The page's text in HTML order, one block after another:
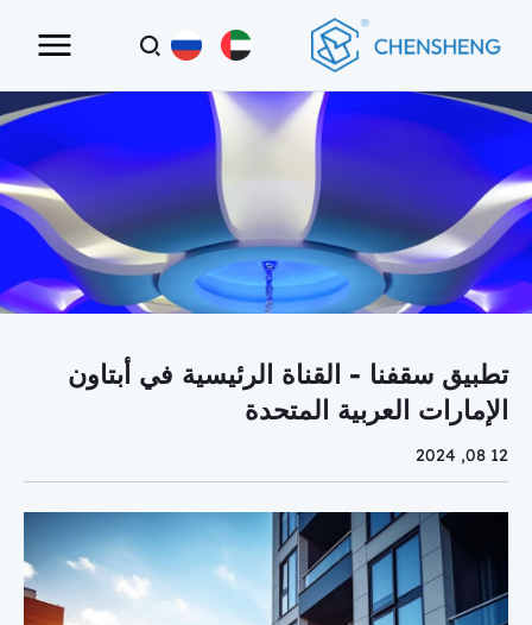
تطبيق سقفنا - القناة الرئيسية في أبتاون
الإمارات العربية المتحدة
12 08, 2024